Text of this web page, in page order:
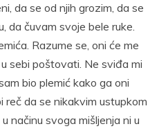
da se od njih grozim, da se
da čuvam svoje bele ruke.
Razume se, oni će me
sebi poštovati. Ne sviđa mi
bio plemić kako ga oni
reč da se nikakvim ustupkom
načinu svoga mišljenja ni u